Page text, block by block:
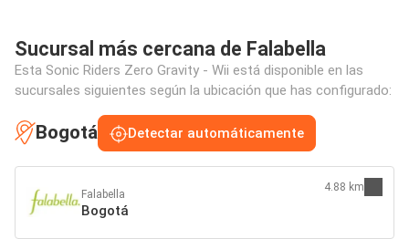
Sucursal más cercana de Falabella
Esta Sonic Riders Zero Gravity - Wii está disponible en las
sucursales siguientes según la ubicación que has configurado:
Bogotá Detectar automáticamente
Falabella
Bogotá
4.88 km